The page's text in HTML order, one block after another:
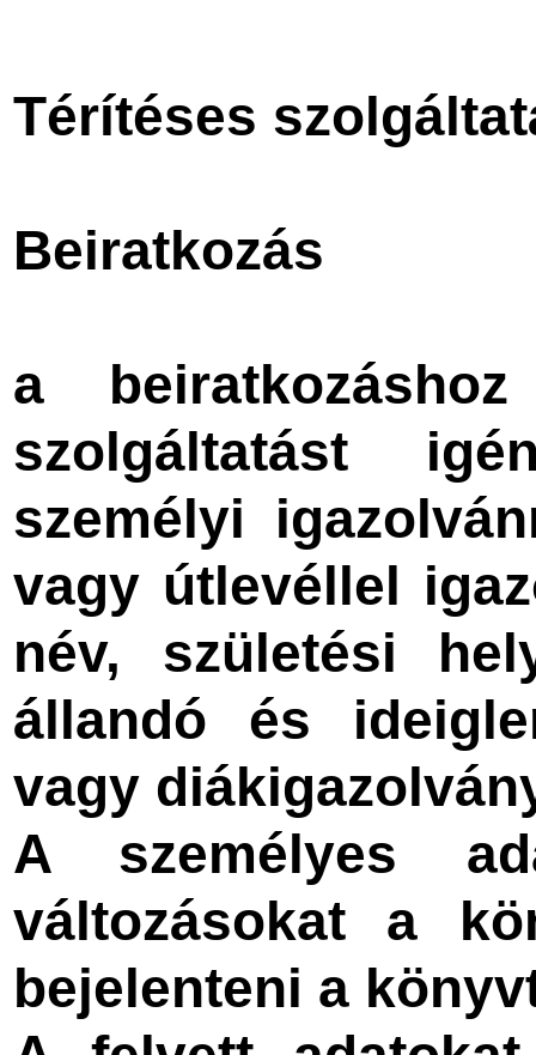
Térítéses
Beiratkozás
a
szolgáltatást
személyi
vagy útlevéllel
név, születési
állandó és
vagy
A személyes
változásokat a
bejelenteni a